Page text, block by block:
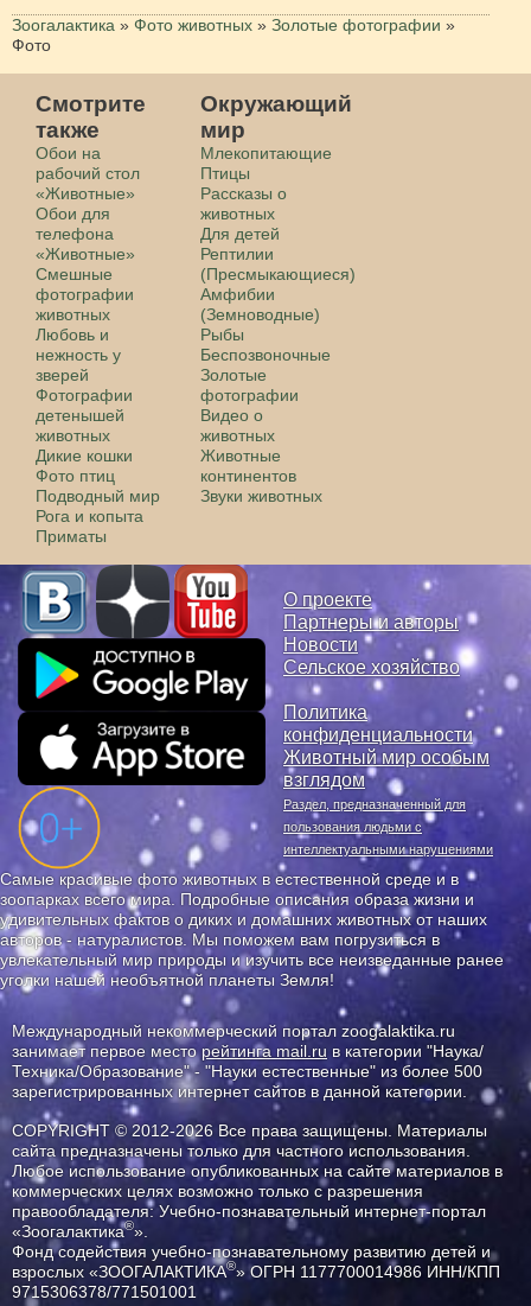
Зоогалактика » Фото животных » Золотые фотографии »
Фото
Смотрите
также
Обои на
рабочий стол
«Животные»
Обои для
телефона
«Животные»
Смешные
фотографии
животных
Любовь и
нежность у
зверей
Фотографии
детенышей
животных
Дикие кошки
Фото птиц
Подводный мир
Рога и копыта
Приматы
Окружающий
мир
Млекопитающие
Птицы
Рассказы о
животных
Для детей
Рептилии
(Пресмыкающиеся)
Амфибии
(Земноводные)
Рыбы
Беспозвоночные
Золотые
фотографии
Видео о
животных
Животные
континентов
Звуки животных
О проекте
Партнеры и авторы
Новости
Сельское хозяйство
Политика
конфиденциальности
Животный мир особым
взглядом
Раздел, предназначенный для
пользования людьми с
интеллектуальными нарушениями
Самые красивые фото животных в естественной среде и в
зоопарках всего мира. Подробные описания образа жизни и
удивительных фактов о диких и домашних животных от наших
авторов - натуралистов. Мы поможем вам погрузиться в
увлекательный мир природы и изучить все неизведанные ранее
уголки нашей необъятной планеты Земля!
Международный некоммерческий портал zoogalaktika.ru
занимает первое месторейтинга mail.ru в категории "Наука/
Техника/Образование" - "Науки естественные" из более 500
зарегистрированных интернет сайтов в данной категории.
COPYRIGHT © 2012-2026 Все права защищены. Материалы
сайта предназначены только для частного использования.
Любое использование опубликованных на сайте материалов в
коммерческих целях возможно только с разрешения
правообладателя: Учебно-познавательный интернет-портал
«Зоогалактика®».
Фонд содействия учебно-познавательному развитию детей и
взрослых «ЗООГАЛАКТИКА®» ОГРН 1177700014986 ИНН/КПП
9715306378/771501001